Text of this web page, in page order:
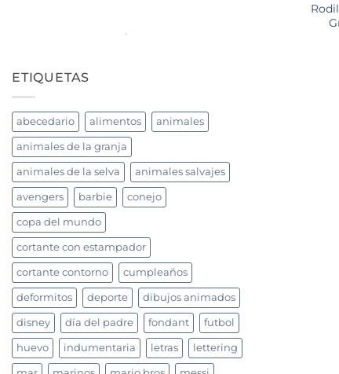
ETIQUETAS
abecedario alimentos animales
animales de la granja
animales de la selva animales salvajes
avengers barbie conejo
copa del mundo
cortante con estampador
cortante contorno cumpleaños
deformitos deporte dibujos animados
disney día del padre fondant futbol
huevo indumentaria letras lettering